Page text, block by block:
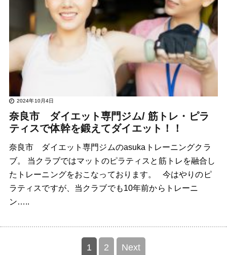
2024年10月4日
奈良市 ダイエット専門ジム/ 筋トレ・ピラ
ティスで体幹を鍛えてダイエット！！
奈良市 ダイエット専門ジムのasukaトレーニングクラ
ブ。 当クラブではマットのピラティスと筋トレを融合し
たトレーニングをおこなっております。 今はやりのピ
ラティスですが、当クラブでも10年前からトレーニ
ン…..
1 2 Next